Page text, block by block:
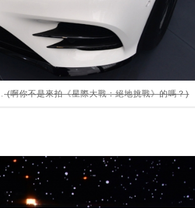
(啊你不是來拍《星際大戰：絕地挑戰》的嗎？)